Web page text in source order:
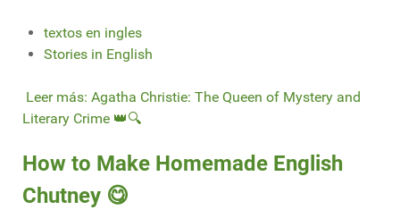
textos en ingles
Stories in English
Leer más: Agatha Christie: The Queen of Mystery and
Literary Crime 👑🔍
How to Make Homemade English
Chutney 😋